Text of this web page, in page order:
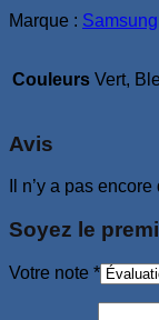
Marque : Samsung
Couleurs Vert,
Avis
Il n’y a pas encore
Soyez le
Votre note *